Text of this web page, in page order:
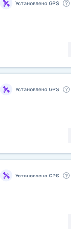
Установлено GPS
Установлено GPS
Установлено GPS